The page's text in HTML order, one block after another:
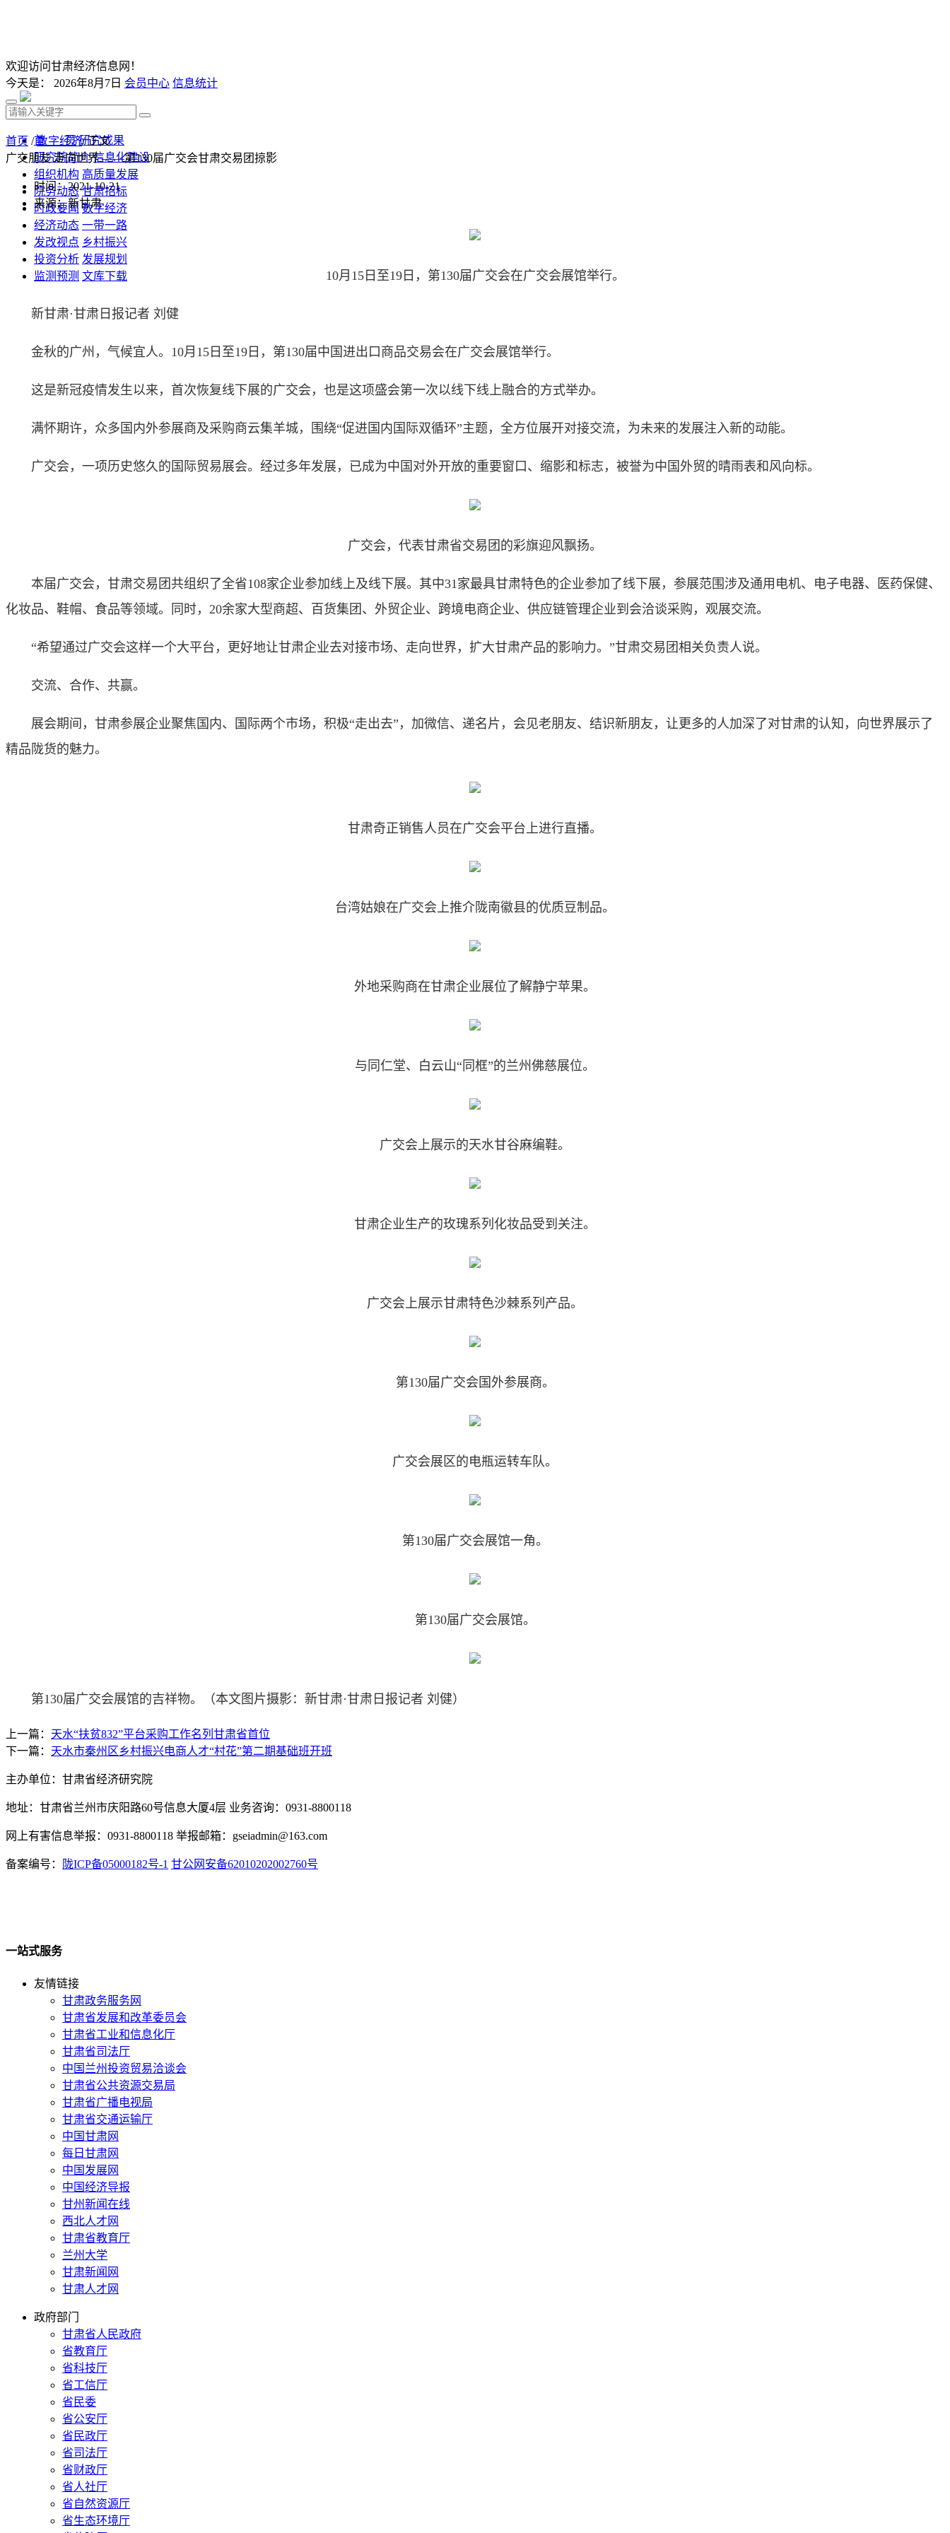
欢迎访问甘肃经济信息网！
今天是： 2026年8月7日 会员中心 信息统计
首 页 研究成果
研究院简介 信息化建设
组织机构 高质量发展
院务动态 甘肃招标
时政要闻 数字经济
经济动态 一带一路
发改视点 乡村振兴
投资分析 发展规划
监测预测 文库下载
首页 /数字经济/ 正文
广交朋友 走向世界 ——第130届广交会甘肃交易团掠影
时间：2021-10-21
来源：新甘肃
10月15日至19日，第130届广交会在广交会展馆举行。
新甘肃·甘肃日报记者 刘健
金秋的广州，气候宜人。10月15日至19日，第130届中国进出口商品交易会在广交会展馆举行。
这是新冠疫情发生以来，首次恢复线下展的广交会，也是这项盛会第一次以线下线上融合的方式举办。
满怀期许，众多国内外参展商及采购商云集羊城，围绕“促进国内国际双循环”主题，全方位展开对接交流，为未来的发展注入新的动能。
广交会，一项历史悠久的国际贸易展会。经过多年发展，已成为中国对外开放的重要窗口、缩影和标志，被誉为中国外贸的晴雨表和风向标。
广交会，代表甘肃省交易团的彩旗迎风飘扬。
本届广交会，甘肃交易团共组织了全省108家企业参加线上及线下展。其中31家最具甘肃特色的企业参加了线下展，参展范围涉及通用电机、电子电器、医药保健、
化妆品、鞋帽、食品等领域。同时，20余家大型商超、百货集团、外贸企业、跨境电商企业、供应链管理企业到会洽谈采购，观展交流。
“希望通过广交会这样一个大平台，更好地让甘肃企业去对接市场、走向世界，扩大甘肃产品的影响力。”甘肃交易团相关负责人说。
交流、合作、共赢。
展会期间，甘肃参展企业聚焦国内、国际两个市场，积极“走出去”，加微信、递名片，会见老朋友、结识新朋友，让更多的人加深了对甘肃的认知，向世界展示了
精品陇货的魅力。
甘肃奇正销售人员在广交会平台上进行直播。
台湾姑娘在广交会上推介陇南徽县的优质豆制品。
外地采购商在甘肃企业展位了解静宁苹果。
与同仁堂、白云山“同框”的兰州佛慈展位。
广交会上展示的天水甘谷麻编鞋。
甘肃企业生产的玫瑰系列化妆品受到关注。
广交会上展示甘肃特色沙棘系列产品。
第130届广交会国外参展商。
广交会展区的电瓶运转车队。
第130届广交会展馆一角。
第130届广交会展馆。
第130届广交会展馆的吉祥物。（本文图片摄影：新甘肃·甘肃日报记者 刘健）
上一篇： 天水“扶贫832”平台采购工作名列甘肃省首位
下一篇： 天水市秦州区乡村振兴电商人才“村花”第二期基础班开班
主办单位：甘肃省经济研究院
地址：甘肃省兰州市庆阳路60号信息大厦4层 业务咨询：0931-8800118
网上有害信息举报：0931-8800118 举报邮箱：gseiadmin@163.com
备案编号： 陇ICP备05000182号-1 甘公网安备62010202002760号
一站式服务
友情链接
甘肃政务服务网
甘肃省发展和改革委员会
甘肃省工业和信息化厅
甘肃省司法厅
中国兰州投资贸易洽谈会
甘肃省公共资源交易局
甘肃省广播电视局
甘肃省交通运输厅
中国甘肃网
每日甘肃网
中国发展网
中国经济导报
甘州新闻在线
西北人才网
甘肃省教育厅
兰州大学
甘肃新闻网
甘肃人才网
政府部门
甘肃省人民政府
省教育厅
省科技厅
省工信厅
省民委
省公安厅
省民政厅
省司法厅
省财政厅
省人社厅
省自然资源厅
省生态环境厅